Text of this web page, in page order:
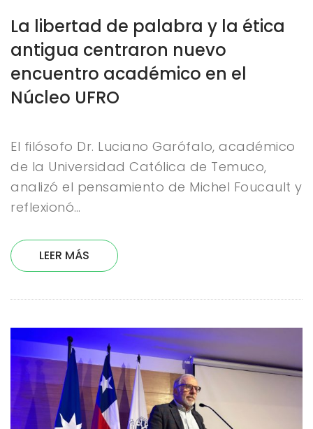
La libertad de palabra y la ética
antigua centraron nuevo
encuentro académico en el
Núcleo UFRO
El filósofo Dr. Luciano Garófalo, académico
de la Universidad Católica de Temuco,
analizó el pensamiento de Michel Foucault y
reflexionó…
LEER MÁS